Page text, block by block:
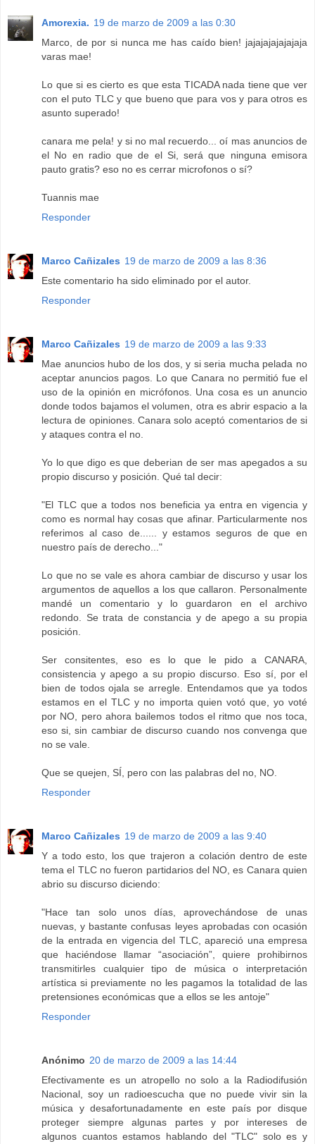
Amorexia. 19 de marzo de 2009 a las 0:30
Marco, de por si nunca me has caído bien! jajajajajajajaja
varas mae!
Lo que si es cierto es que esta TICADA nada tiene que ver
con el puto TLC y que bueno que para vos y para otros es
asunto superado!
canara me pela! y si no mal recuerdo... oí mas anuncios de
el No en radio que de el Si, será que ninguna emisora
pauto gratis? eso no es cerrar microfonos o sí?
Tuannis mae
Responder
Marco Cañizales 19 de marzo de 2009 a las 8:36
Este comentario ha sido eliminado por el autor.
Responder
Marco Cañizales 19 de marzo de 2009 a las 9:33
Mae anuncios hubo de los dos, y si seria mucha pelada no
aceptar anuncios pagos. Lo que Canara no permitió fue el
uso de la opinión en micrófonos. Una cosa es un anuncio
donde todos bajamos el volumen, otra es abrir espacio a la
lectura de opiniones. Canara solo aceptó comentarios de si
y ataques contra el no.
Yo lo que digo es que deberian de ser mas apegados a su
propio discurso y posición. Qué tal decir:
"El TLC que a todos nos beneficia ya entra en vigencia y
como es normal hay cosas que afinar. Particularmente nos
referimos al caso de...... y estamos seguros de que en
nuestro país de derecho..."
Lo que no se vale es ahora cambiar de discurso y usar los
argumentos de aquellos a los que callaron. Personalmente
mandé un comentario y lo guardaron en el archivo
redondo. Se trata de constancia y de apego a su propia
posición.
Ser consitentes, eso es lo que le pido a CANARA,
consistencia y apego a su propio discurso. Eso sí, por el
bien de todos ojala se arregle. Entendamos que ya todos
estamos en el TLC y no importa quien votó que, yo voté
por NO, pero ahora bailemos todos el ritmo que nos toca,
eso si, sin cambiar de discurso cuando nos convenga que
no se vale.
Que se quejen, SÍ, pero con las palabras del no, NO.
Responder
Marco Cañizales 19 de marzo de 2009 a las 9:40
Y a todo esto, los que trajeron a colación dentro de este
tema el TLC no fueron partidarios del NO, es Canara quien
abrio su discurso diciendo:
"Hace tan solo unos días, aprovechándose de unas
nuevas, y bastante confusas leyes aprobadas con ocasión
de la entrada en vigencia del TLC, apareció una empresa
que haciéndose llamar “asociación”, quiere prohibirnos
transmitirles cualquier tipo de música o interpretación
artística si previamente no les pagamos la totalidad de las
pretensiones económicas que a ellos se les antoje"
Responder
Anónimo 20 de marzo de 2009 a las 14:44
Efectivamente es un atropello no solo a la Radiodifusión
Nacional, soy un radioescucha que no puede vivir sin la
música y desafortunadamente en este país por disque
proteger siempre algunas partes y por intereses de
algunos cuantos estamos hablando del "TLC" solo es y